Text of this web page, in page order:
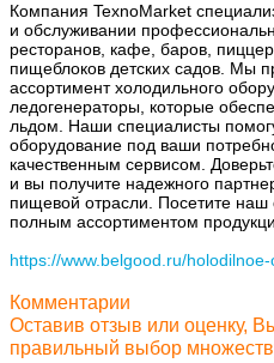
Компания TexnoMarket
и обслуживании
ресторанов, кафе, баров,
пищеблоков детских садов. Мы
ассортимент холодильного
ледогенераторы, которые
льдом. Наши специалисты
оборудование под ваши
качественным сервисом.
и вы получите надежного
пищевой отрасли. Посетите наш
полным ассортиментом
https://www.belgood.ru/
Комментарии
Оставив отзыв или оценку,
правильный выбор